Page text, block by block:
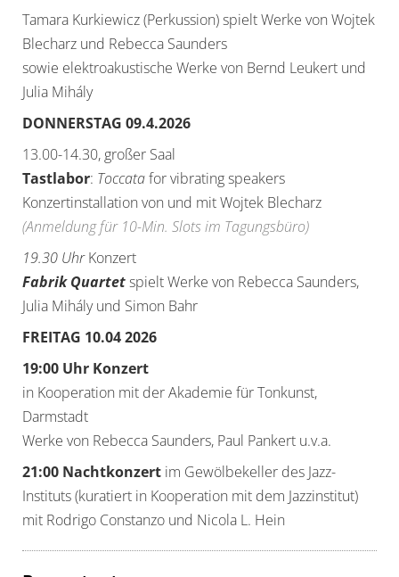
Tamara Kurkiewicz (Perkussion) spielt Werke von Wojtek
Blecharz und Rebecca Saunders
sowie elektroakustische Werke von Bernd Leukert und
Julia Mihály
DONNERSTAG 09.4.2026
13.00-14.30, großer Saal
Tastlabor: Toccatafor vibrating speakers
Konzertinstallation von und mit Wojtek Blecharz
(Anmeldung für 10-Min. Slots im Tagungsbüro)
19.30 UhrKonzert
Fabrik Quartetspielt Werke von Rebecca Saunders,
Julia Mihály und Simon Bahr
FREITAG 10.04 2026
19:00 Uhr Konzert
in Kooperation mit der Akademie für Tonkunst,
Darmstadt
Werke von Rebecca Saunders, Paul Pankert u.v.a.
21:00 Nachtkonzert im Gewölbekeller des Jazz-
Instituts (kuratiert in Kooperation mit dem Jazzinstitut)
mit Rodrigo Constanzo und Nicola L. Hein